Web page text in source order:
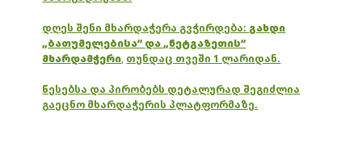
დღეს შენი მხარდაჭერა გვჭირდება: გახდი
„ბათუმელებისა“ და „ნეტგაზეთის“
მხარდამჭერი, თუნდაც თვეში 1 ლარიდან.
წესებსა და პირობებს დეტალურად შეგიძლია
გაეცნო მხარდაჭერის პლატფორმაზე.